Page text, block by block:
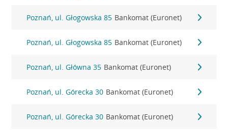
Poznań, ul. Głogowska 85 Bankomat (Euronet)
Poznań, ul. Głogowska 85 Bankomat (Euronet)
Poznań, ul. Główna 35 Bankomat (Euronet)
Poznań, ul. Górecka 30 Bankomat (Euronet)
Poznań, ul. Górecka 30 Bankomat (Euronet)